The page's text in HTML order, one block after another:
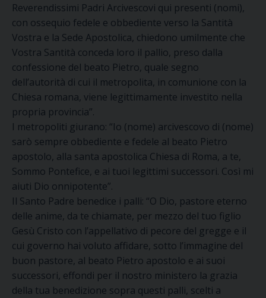
Reverendissimi Padri Arcivescovi qui presenti (nomi),
con ossequio fedele e obbediente verso la Santità
Vostra e la Sede Apostolica, chiedono umilmente che
Vostra Santità conceda loro il pallio, preso dalla
confessione del beato Pietro, quale segno
dell’autorità di cui il metropolita, in comunione con la
Chiesa romana, viene legittimamente investito nella
propria provincia”.
I metropoliti giurano: “Io (nome) arcivescovo di (nome)
sarò sempre obbediente e fedele al beato Pietro
apostolo, alla santa apostolica Chiesa di Roma, a te,
Sommo Pontefice, e ai tuoi legittimi successori. Così mi
aiuti Dio onnipotente”.
Il Santo Padre benedice i palli: “O Dio, pastore eterno
delle anime, da te chiamate, per mezzo del tuo figlio
Gesù Cristo con l’appellativo di pecore del gregge e il
cui governo hai voluto affidare, sotto l’immagine del
buon pastore, al beato Pietro apostolo e ai suoi
successori, effondi per il nostro ministero la grazia
della tua benedizione sopra questi palli, scelti a